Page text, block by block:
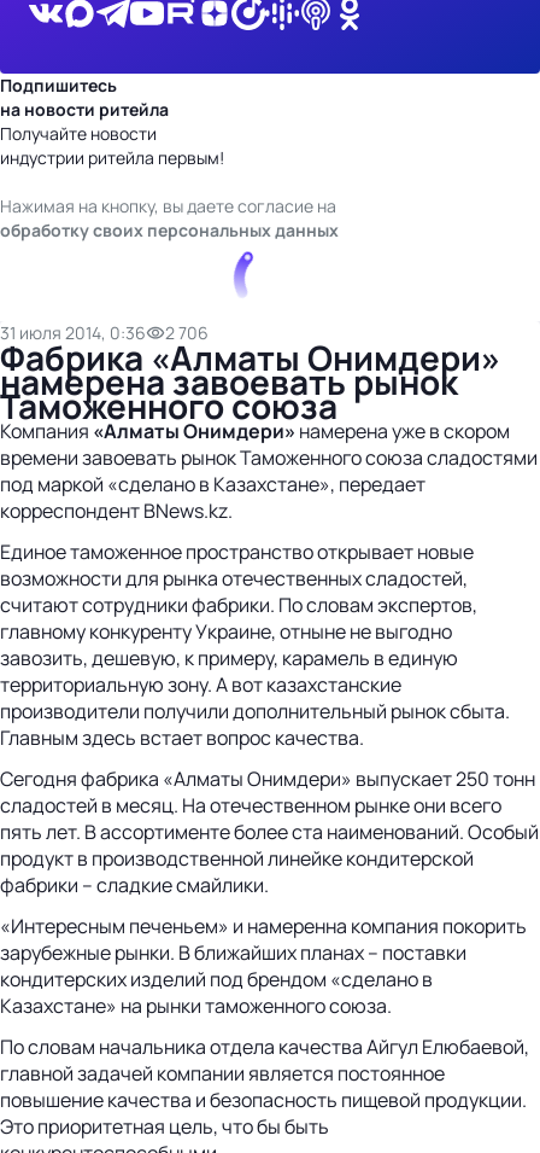
Подпишитесь
на новости ритейла
Получайте новости
индустрии ритейла первым!
Нажимая на кнопку, вы даете согласие на
обработку своих персональных данных
31 июля 2014, 0:36 2 706
Фабрика «Алматы Онимдери»
намерена завоевать рынок
Таможенного союза
Компания «Алматы Онимдери» намерена уже в скором
времени завоевать рынок Таможенного союза сладостями
под маркой «сделано в Казахстане», передает
корреспондент BNews.kz.
Единое таможенное пространство открывает новые
возможности для рынка отечественных сладостей,
считают сотрудники фабрики. По словам экспертов,
главному конкуренту Украине, отныне не выгодно
завозить, дешевую, к примеру, карамель в единую
территориальную зону. А вот казахстанские
производители получили дополнительный рынок сбыта.
Главным здесь встает вопрос качества.
Сегодня фабрика «Алматы Онимдери» выпускает 250 тонн
сладостей в месяц. На отечественном рынке они всего
пять лет. В ассортименте более ста наименований. Особый
продукт в производственной линейке кондитерской
фабрики – сладкие смайлики.
«Интересным печеньем» и намеренна компания покорить
зарубежные рынки. В ближайших планах – поставки
кондитерских изделий под брендом «сделано в
Казахстане» на рынки таможенного союза.
По словам начальника отдела качества Айгул Елюбаевой,
главной задачей компании является постоянное
повышение качества и безопасность пищевой продукции.
Это приоритетная цель, что бы быть